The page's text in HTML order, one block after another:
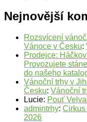
Nejnovější
Rozsvícení
Vánoce v Česku:
Prodejce:
Provozujete
do našeho
Vánoční trhy v
Česku: Vánoční
Lucie: Pouť
admintrhy: Cirkus
2026